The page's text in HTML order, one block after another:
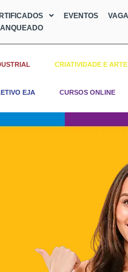
EVENTOS
CRIATIVIDADE E ARTE
EJA CURSOS ONLINE